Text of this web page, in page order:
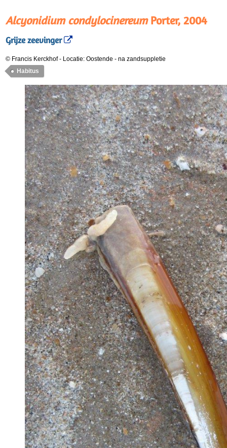
Alcyonidium condylocinereumPorter, 2004
Grijze zeevinger
© Francis Kerckhof- Locatie: Oostende - na zandsuppletie
Habitus